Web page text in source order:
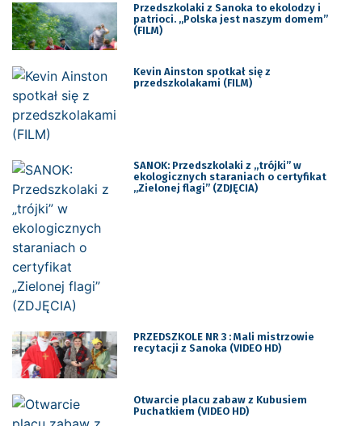
Przedszkolaki z Sanoka to ekolodzy i
patrioci. „Polska jest naszym domem”
(FILM)
Kevin Ainston spotkał się z
przedszkolakami (FILM)
SANOK: Przedszkolaki z „trójki” w
ekologicznych staraniach o certyfikat
„Zielonej flagi” (ZDJĘCIA)
PRZEDSZKOLE NR 3 : Mali mistrzowie
recytacji z Sanoka (VIDEO HD)
Otwarcie placu zabaw z Kubusiem
Puchatkiem (VIDEO HD)